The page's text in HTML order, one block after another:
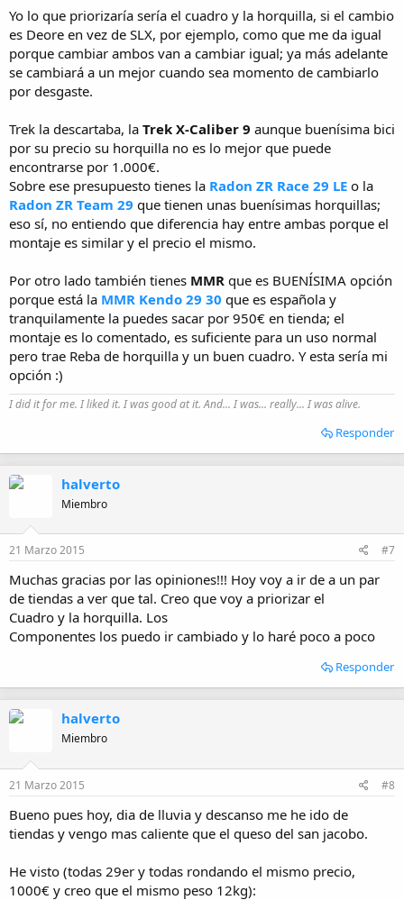
Yo lo que priorizaría sería el cuadro y la horquilla, si el cambio
es Deore en vez de SLX, por ejemplo, como que me da igual
porque cambiar ambos van a cambiar igual; ya más adelante
se cambiará a un mejor cuando sea momento de cambiarlo
por desgaste.
Trek la descartaba, la Trek X-Caliber 9 aunque buenísima bici
por su precio su horquilla no es lo mejor que puede
encontrarse por 1.000€.
Sobre ese presupuesto tienes la Radon ZR Race 29 LE o la
Radon ZR Team 29 que tienen unas buenísimas horquillas;
eso sí, no entiendo que diferencia hay entre ambas porque el
montaje es similar y el precio el mismo.
Por otro lado también tienes MMR que es BUENÍSIMA opción
porque está la MMR Kendo 29 30 que es española y
tranquilamente la puedes sacar por 950€ en tienda; el
montaje es lo comentado, es suficiente para un uso normal
pero trae Reba de horquilla y un buen cuadro. Y esta sería mi
opción :)
I did it for me. I liked it. I was good at it. And... I was... really... I was alive.
Responder
halverto
Miembro
21 Marzo 2015 #7
Muchas gracias por las opiniones!!! Hoy voy a ir de a un par
de tiendas a ver que tal. Creo que voy a priorizar el
Cuadro y la horquilla. Los
Componentes los puedo ir cambiado y lo haré poco a poco
Responder
halverto
Miembro
21 Marzo 2015 #8
Bueno pues hoy, dia de lluvia y descanso me he ido de
tiendas y vengo mas caliente que el queso del san jacobo.
He visto (todas 29er y todas rondando el mismo precio,
1000€ y creo que el mismo peso 12kg):